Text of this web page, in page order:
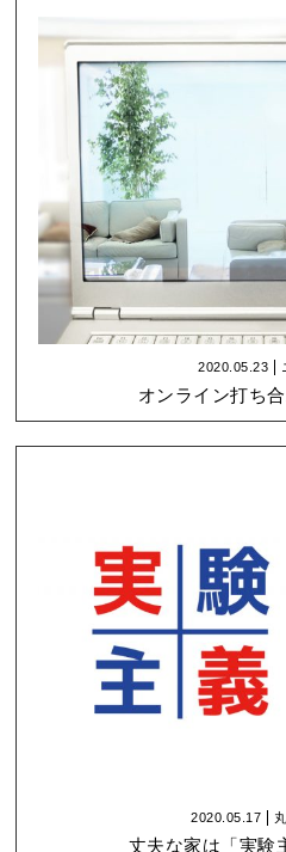
2020.05.23
オンライン打ち
2020.05.17
丈夫な家は「実験